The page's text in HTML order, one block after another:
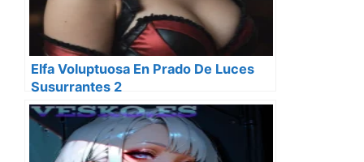
Elfa Voluptuosa En Prado De Luces
Susurrantes 2